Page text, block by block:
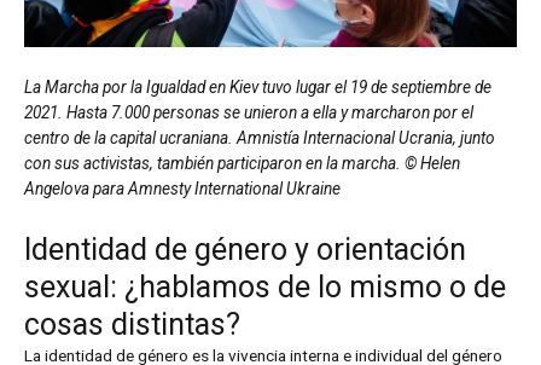
La Marcha por la Igualdad en Kiev tuvo lugar el 19 de septiembre de
2021. Hasta 7.000 personas se unieron a ella y marcharon por el
centro de la capital ucraniana. Amnistía Internacional Ucrania, junto
con sus activistas, también participaron en la marcha. © Helen
Angelova para Amnesty International Ukraine
Identidad de género y orientación
sexual: ¿hablamos de lo mismo o de
cosas distintas?
La identidad de género es la vivencia interna e individual del género